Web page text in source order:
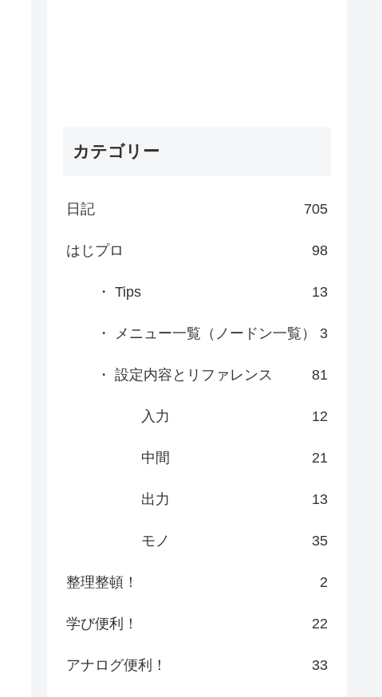
カテゴリー
日記 705
はじプロ 98
・ Tips 13
・ メニュー一覧（ノードン一覧） 3
・ 設定内容とリファレンス 81
入力 12
中間 21
出力 13
モノ 35
整理整頓！ 2
学び便利！ 22
アナログ便利！ 33